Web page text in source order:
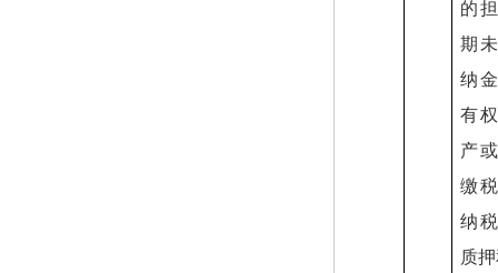
的
期
纳
有
产
缴
纳
质